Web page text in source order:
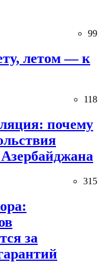
99
летом — к
118
почему
315
за